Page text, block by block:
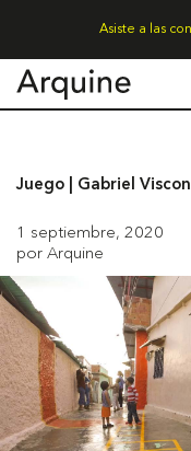
Asiste a las
Juego | Gabriel
1 septiembre, 2020
por Arquine